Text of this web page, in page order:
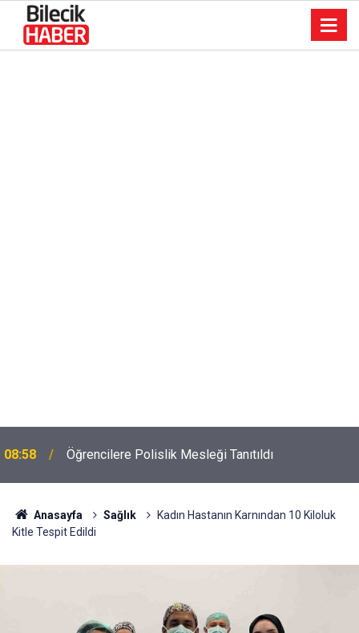
08:58 Öğrencilere Polislik Mesleği Tanıtıldı
Anasayfa Sağlık
Kadın Hastanın Karnından 10 Kiloluk
Kitle Tespit Edildi